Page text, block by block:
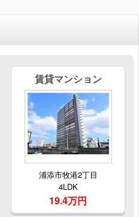
賃貸マンション
浦添市牧港2丁目
4LDK
19.4万円